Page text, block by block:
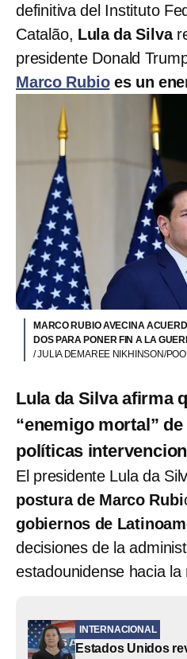
definitiva del Instituto
Catalão, Lula da Silva
presidente Donald
Marco Rubioes un
MARCO RUBIO AVECINA
DOS PARA PONER FIN A LA
/ JULIA DEMAREE NIKHINSON/
Lula da Silva afirma
“enemigo mortal”
políticas
El presidente Lula da
postura de Marco Rubi
gobiernos de
decisiones de la
estadounidense hacia la
INTERNACIONAL
Estados Unidos